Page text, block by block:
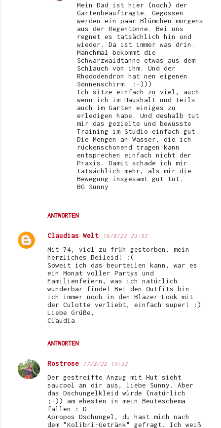
ANTWORTEN
Mein Dad ist hier (noch) der
Gartenbeauftragte. Gegossen
werden ein paar Blümchen morgens
aus der Regentonne. Bei uns
regnet es tatsächlich hin und
wieder. Da ist immer was drin.
Manchmal bekommt die
Schwarzwaldtanne etwas aus dem
Schlauch von ihm. Und der
Rhododendron hat nen eigenen
Sonnenschirm. :-)))
Ich sitze einfach zu viel, auch
wenn ich im Haushalt und teils
auch im Garten einiges zu
erledigen habe. Und deshalb tut
mir das gezielte und bewusste
Training im Studio einfach gut.
Die Mengen an Wasser, die ich
rückenschonend tragen kann
entsprechen einfach nicht der
Praxis. Damit schade ich mir
tatsächlich mehr, als mir die
Bewegung insgesamt gut tut.
BG Sunny
Claudias Welt 16/8/22 23:53
Mit 74, viel zu früh gestorben, mein
herzliches Beileid! :(
Soweit ich das beurteilen kann, war es
ein Monat voller Partys und
Familienfeiern, was ich natürlich
wunderbar finde! Bei den Outfits bin
ich immer noch in den Blazer-Look mit
der Culotte verliebt, einfach super! :)
Liebe Grüße,
Claudia
ANTWORTEN
Rostrose 17/8/22 19:32
Der gestreifte Anzug mit Hut sieht
saucool an dir aus, liebe Sunny. Aber
das Dschungelkleid würde (natürlich
;-)) am ehesten in mein Beuteschema
fallen :-D
Apropos Dschungel, du hast mich nach
dem "Kolibri-Getränk" gefragt. Ich weiß